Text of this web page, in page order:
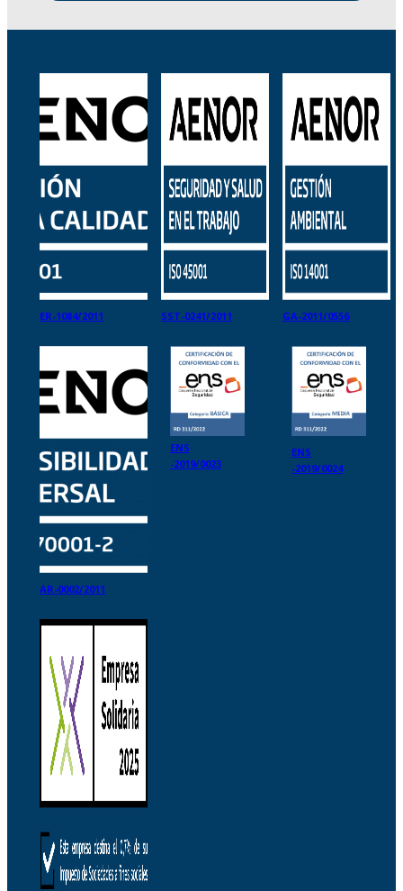
ER-1084/2011 SST-0241/2011 GA-2011/0556
AR-0002/2011
ENS
-2019/0023
ENS
-2019/0024